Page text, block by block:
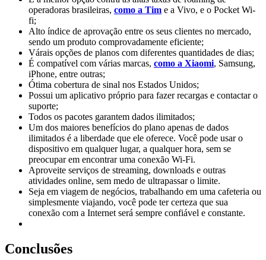
operadoras brasileiras, como a Tim e a Vivo, e o Pocket Wi-
fi;
Alto índice de aprovação entre os seus clientes no mercado,
sendo um produto comprovadamente eficiente;
Várais opções de planos com diferentes quantidades de dias;
É compatível com várias marcas, como a Xiaomi, Samsung,
iPhone, entre outras;
Ótima cobertura de sinal nos Estados Unidos;
Possui um aplicativo próprio para fazer recargas e contactar o
suporte;
Todos os pacotes garantem dados ilimitados;
Um dos maiores benefícios do plano apenas de dados
ilimitados é a liberdade que ele oferece. Você pode usar o
dispositivo em qualquer lugar, a qualquer hora, sem se
preocupar em encontrar uma conexão Wi-Fi.
Aproveite serviços de streaming, downloads e outras
atividades online, sem medo de ultrapassar o limite.
Seja em viagem de negócios, trabalhando em uma cafeteria ou
simplesmente viajando, você pode ter certeza que sua
conexão com a Internet será sempre confiável e constante.
Conclusões